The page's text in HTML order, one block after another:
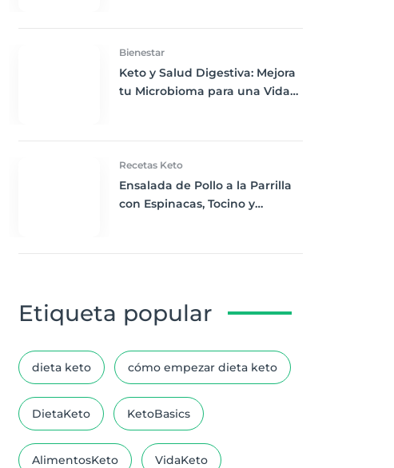
Bienestar
Keto y Salud Digestiva: Mejora
tu Microbioma para una Vida
Recetas Keto
Ensalada de Pollo a la Parrilla
con Espinacas, Tocino y
Etiqueta popular
dieta keto cómo empezar dieta keto
DietaKeto KetoBasics
AlimentosKeto VidaKeto